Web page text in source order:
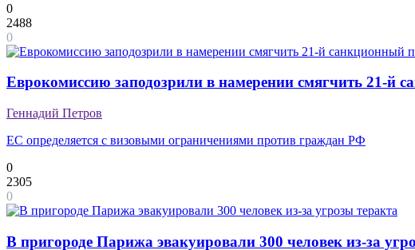
0
2488
0
Еврокомиссию заподозрили в намерении смягчить 21-й
Геннадий Петров
ЕС определяется с визовыми ограничениями против граждан РФ
0
2305
0
В пригороде Парижа эвакуировали 300 человек из-за